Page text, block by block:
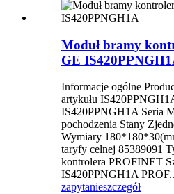
Moduł bramy
GE
Informacje ogólne
artykułu
IS420PPNGH1A Seria
pochodzenia Stany
Wymiary
taryfy celnej 85389091
kontrolera PROFINET
IS420PPNGH1A
zapytanieszczegół